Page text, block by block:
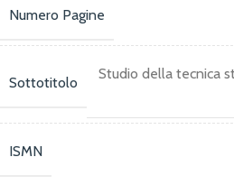
Numero Pagine
Sottotitolo
Studio della tecnica
ISMN